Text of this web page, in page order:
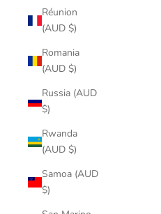
Réunion
(AUD $)
Romania
(AUD $)
Russia (AUD
$)
Rwanda
(AUD $)
Samoa (AUD
$)